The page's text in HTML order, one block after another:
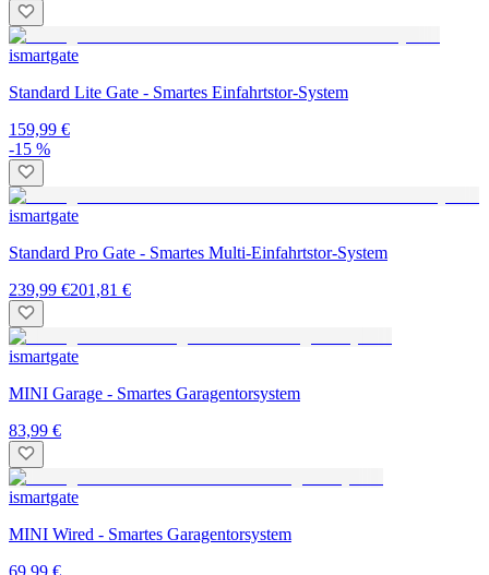
ismartgate
Standard Lite Gate - Smartes Einfahrtstor-System
159,99 €
-15 %
ismartgate
Standard Pro Gate - Smartes Multi-Einfahrtstor-System
239,99 €201,81 €
ismartgate
MINI Garage - Smartes Garagentorsystem
83,99 €
ismartgate
MINI Wired - Smartes Garagentorsystem